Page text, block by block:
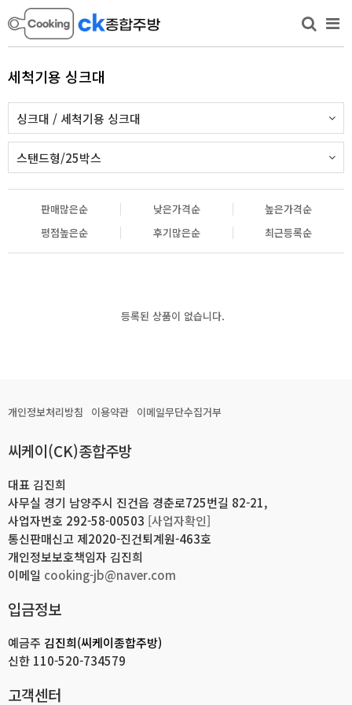
세척기용 싱크대
싱크대 / 세척기용 싱크대
스탠드형/25박스
판매많은순 낮은가격순
높은가격순
평점높은순
후기많은순 최근등록순
등록된 상품이 없습니다.
개인정보처리방침 이용약관 이메일무단수집거부
씨케이(CK)종합주방
대표 김진희
사무실 경기 남양주시 진건읍 경춘로725번길 82-21,
사업자번호 292-58-00503 [사업자확인]
통신판매신고 제2020-진건퇴계원-463호
개인정보보호책임자 김진희
이메일 cooking-jb@naver.com
입금정보
예금주 김진희(씨케이종합주방)
신한 110-520-734579
고객센터